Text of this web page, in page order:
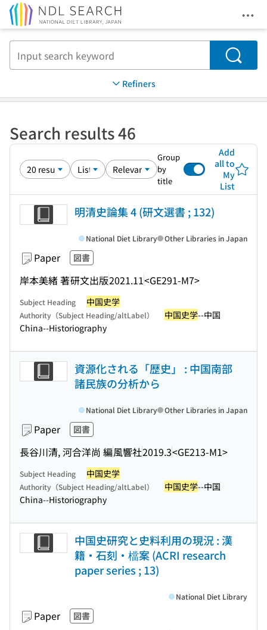
Search
Refiners
Search results 46
Group
by
title
Add
all to
My
List
明清史論集 4 (研文選書 ; 132)
Paper 図書
岸本美緒 著研文出版2021.11<GE291-M7>
National Diet Library Other Libraries in Japan
Subject Heading 中国史学
Authority（Subject Heading/altLabel） 中国史学--中国
China--Historiography
資源化される「歴史」 : 中国南部
諸民族の分析から
Paper 図書
長谷川清, 河合洋尚 編風響社2019.3<GE213-M1>
National Diet Library Other Libraries in Japan
Subject Heading 中国史学
Authority（Subject Heading/altLabel） 中国史学--中国
China--Historiography
中国史研究と史料利用の現況 : 漢
籍・石刻・檔案 (ACRI research
paper series ; 13)
Paper 図書
National Diet Library